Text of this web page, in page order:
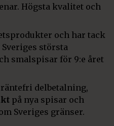
Högsta kvalitet och
och har tack
största
smalspisar för 9:e året
delbetalning,
på nya spisar och
Sveriges gränser.